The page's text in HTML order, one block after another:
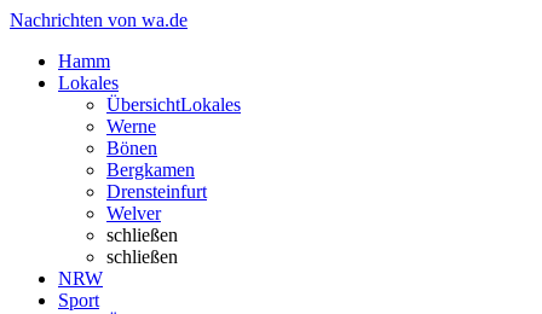
Nachrichten von wa.de
Hamm
Lokales
ÜbersichtLokales
Werne
Bönen
Bergkamen
Drensteinfurt
Welver
schließen
schließen
NRW
Sport